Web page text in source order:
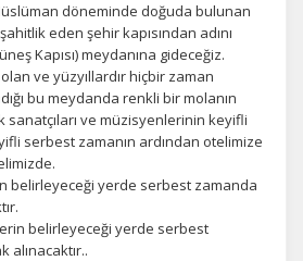
döneminde doğuda bulunan
eden şehir kapısından adını
Kapısı) meydanına gideceğiz.
ve yüzyıllardır hiçbir zaman
bu meydanda renkli bir molanın
sanatçıları ve müzisyenlerinin keyifli
serbest zamanın ardından otelimize
belirleyeceği yerde serbest zamanda
belirleyeceği yerde serbest
alınacaktır..